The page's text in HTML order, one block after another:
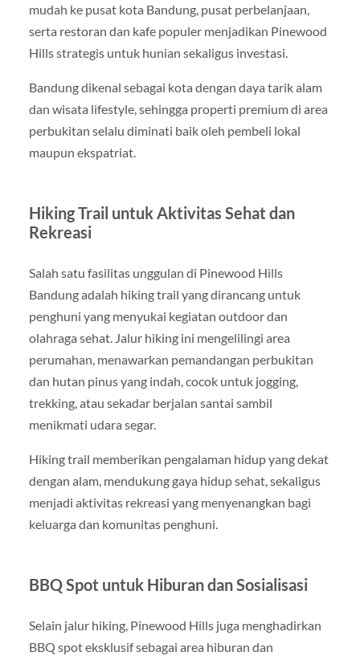
mudah ke pusat kota Bandung, pusat perbelanjaan,
serta restoran dan kafe populer menjadikan Pinewood
Hills strategis untuk hunian sekaligus investasi.
Bandung dikenal sebagai kota dengan daya tarik alam
dan wisata lifestyle, sehingga properti premium di area
perbukitan selalu diminati baik oleh pembeli lokal
maupun ekspatriat.
Hiking Trail untuk Aktivitas Sehat dan
Rekreasi
Salah satu fasilitas unggulan di Pinewood Hills
Bandung adalah hiking trail yang dirancang untuk
penghuni yang menyukai kegiatan outdoor dan
olahraga sehat. Jalur hiking ini mengelilingi area
perumahan, menawarkan pemandangan perbukitan
dan hutan pinus yang indah, cocok untuk jogging,
trekking, atau sekadar berjalan santai sambil
menikmati udara segar.
Hiking trail memberikan pengalaman hidup yang dekat
dengan alam, mendukung gaya hidup sehat, sekaligus
menjadi aktivitas rekreasi yang menyenangkan bagi
keluarga dan komunitas penghuni.
BBQ Spot untuk Hiburan dan Sosialisasi
Selain jalur hiking, Pinewood Hills juga menghadirkan
BBQ spot eksklusif sebagai area hiburan dan